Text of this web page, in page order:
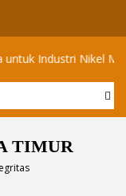
Nikel Maluku
TIMUR